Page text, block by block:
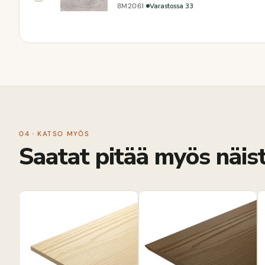
8M2061 · Varastossa 33
04 · KATSO MYÖS
Saatat pitää myös